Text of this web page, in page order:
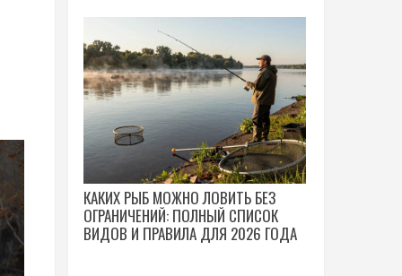
КАКИХ РЫБ МОЖНО ЛОВИТЬ БЕЗ
ОГРАНИЧЕНИЙ: ПОЛНЫЙ СПИСОК
ВИДОВ И ПРАВИЛА ДЛЯ 2026 ГОДА